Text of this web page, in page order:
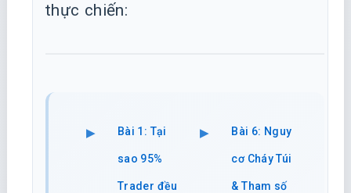
thực chiến:
Bài 1: Tại
sao 95%
Trader đều
Bài 6: Nguy
cơ Cháy Túi
& Tham số